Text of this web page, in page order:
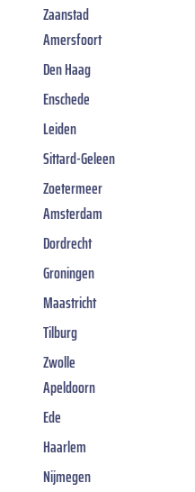
Zaanstad
Amersfoort
Den Haag
Enschede
Leiden
Sittard-Geleen
Zoetermeer
Amsterdam
Dordrecht
Groningen
Maastricht
Tilburg
Zwolle
Apeldoorn
Ede
Haarlem
Nijmegen